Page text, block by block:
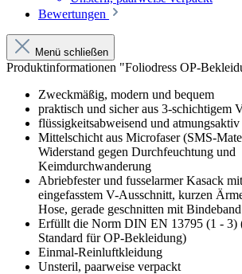
Bewertungen
Menü schließen
Produktinformationen "Foliodress OP-
Zweckmäßig, modern und bequem
praktisch und sicher aus 3-schichtigem
flüssigkeitsabweisend und atmungsaktiv
Mittelschicht aus Microfaser (SMS-
Widerstand gegen Durchfeuchtung und
Keimdurchwanderung
Abriebfester und fusselarmer Kasack
eingefasstem V-Ausschnitt, kurzen
Hose, gerade geschnitten mit
Erfüllt die Norm DIN EN 13795 (1 - 3)
Standard für OP-Bekleidung)
Einmal-Reinluftkleidung
Unsteril, paarweise verpackt